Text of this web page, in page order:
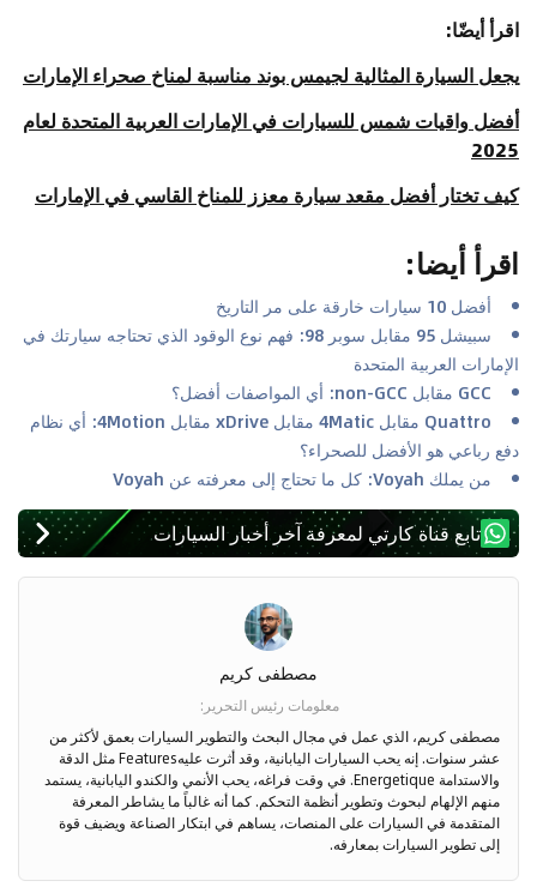
اقرأ أيضّا:
يجعل السيارة المثالية لجيمس بوند مناسبة لمناخ صحراء الإمارات
أفضل واقيات شمس للسيارات في الإمارات العربية المتحدة لعام
2025
كيف تختار أفضل مقعد سيارة معزز للمناخ القاسي في الإمارات
اقرأ أيضا:
أفضل 10 سيارات خارقة على مر التاريخ
سبيشل 95 مقابل سوبر 98: فهم نوع الوقود الذي تحتاجه سيارتك في
الإمارات العربية المتحدة
GCC مقابل non-GCC: أي المواصفات أفضل؟
Quattro مقابل 4Matic مقابل xDrive مقابل 4Motion: أي نظام
دفع رباعي هو الأفضل للصحراء؟
من يملك Voyah: كل ما تحتاج إلى معرفته عن Voyah
تابع قناة كارتي لمعرفة آخر أخبار السيارات
مصطفى كريم
معلومات رئيس التحرير :
مصطفى كريم، الذي عمل في مجال البحث والتطوير السيارات بعمق لأكثر من
عشر سنوات. إنه يحب السيارات اليابانية، وقد أثرت عليهFeatures مثل الدقة
والاستدامة Energetique. في وقت فراغه، يحب الأنمي والكندو اليابانية، يستمد
منهم الإلهام لبحوث وتطوير أنظمة التحكم. كما أنه غالباً ما يشاطر المعرفة
المتقدمة في السيارات على المنصات، يساهم في ابتكار الصناعة ويضيف قوة
إلى تطوير السيارات بمعارفه.